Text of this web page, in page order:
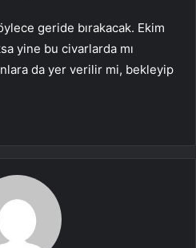
geride bırakacak. Ekim
yine bu civarlarda mı
da yer verilir mi, bekleyip